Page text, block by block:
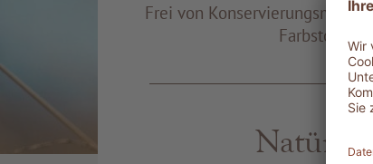
Frei von
Farbstoffen